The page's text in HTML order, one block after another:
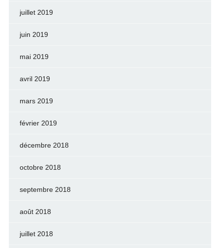
juillet 2019
juin 2019
mai 2019
avril 2019
mars 2019
février 2019
décembre 2018
octobre 2018
septembre 2018
août 2018
juillet 2018